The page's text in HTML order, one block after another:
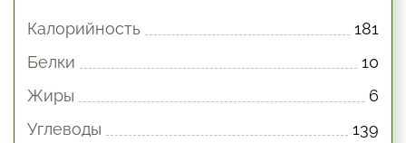
Калорийность
181
Белки
10
Жиры
6
Углеводы
139